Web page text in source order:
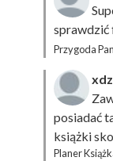
sprawdzić
Przygoda
posiadać
książki
Planer